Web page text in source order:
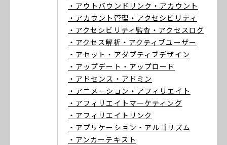
・アウトバウンドリンク ・アカウント
・アカウント管理 ・アクセシビリティ
・アクセシビリティ監査 ・アクセスログ
・アクセス解析 ・アクティブユーザー
・アセット ・アダプティブデザイン
・アップデート ・アップロード
・アドセンス ・アドミン
・アニメーション ・アフィリエイト
・アフィリエイトマーケティング
・アフィリエイトリンク
・アプリケーション ・アルゴリズム
・アンカーテキスト